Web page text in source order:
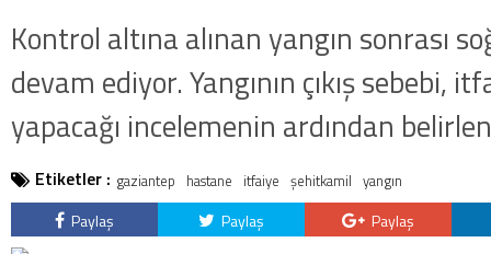
Kontrol altına alınan yangın sonrası
devam ediyor. Yangının çıkış sebebi,
yapacağı incelemenin ardından
Etiketler : gaziantep hastane itfaiye şehitkamil yangın
Paylaş Paylaş Paylaş